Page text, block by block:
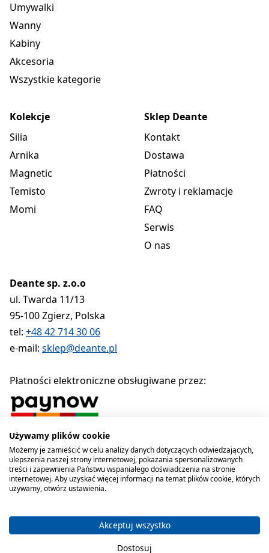
Umywalki
Wanny
Kabiny
Akcesoria
Wszystkie kategorie
Kolekcje
Silia
Arnika
Magnetic
Temisto
Momi
Sklep Deante
Kontakt
Dostawa
Płatności
Zwroty i reklamacje
FAQ
Serwis
O nas
Deante sp. z.o.o
ul. Twarda 11/13
95-100 Zgierz, Polska
tel: +48 42 714 30 06
e-mail: sklep@deante.pl
Płatności elektroniczne obsługiwane przez:
Deante sp. z o.o. 1990-2026
Polityka prywatności Regulamin Polityka cookies
Używamy plików cookie
Możemy je zamieścić w celu analizy danych dotyczących odwiedzających,
ulepszenia naszej strony internetowej, pokazania spersonalizowanych
treści i zapewnienia Państwu wspaniałego doświadczenia na stronie
internetowej. Aby uzyskać więcej informacji na temat plików cookie, których
używamy, otwórz ustawienia.
Akceptuj wszystko
Dostosuj